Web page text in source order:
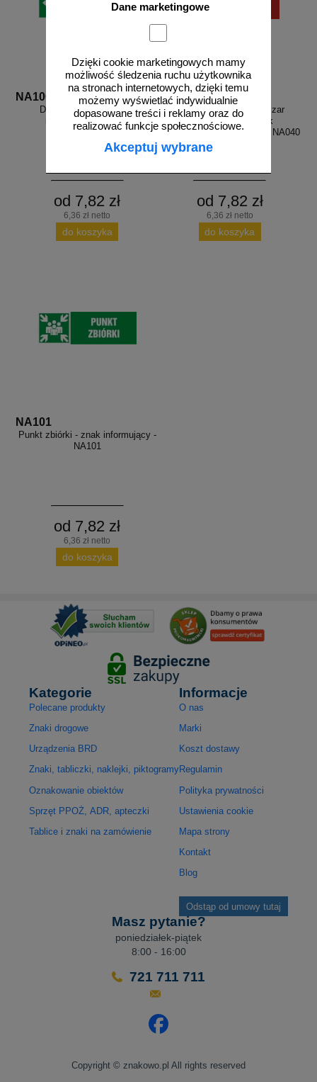
Dane marketingowe
Dzięki cookie marketingowych mamy
możliwość śledzenia ruchu użytkownika
na stronach internetowych, dzięki temu
możemy wyświetlać indywidualnie
dopasowane treści i reklamy oraz do
realizować funkcje społecznościowe.
Akceptuj wybrane
NA100
Droga ewakuacji - znak
informujący - NA100
od 7,82 zł
6,36 zł netto
do koszyka
NA040
Wstęp wzbroniony. Obszar
niebezpieczny - znak
ostrzegający, informujący - NA040
od 7,82 zł
6,36 zł netto
do koszyka
NA101
Punkt zbiórki - znak informujący -
NA101
od 7,82 zł
6,36 zł netto
do koszyka
Kategorie
Polecane produkty
Znaki drogowe
Urządzenia BRD
Znaki, tabliczki, naklejki, piktogramy
Oznakowanie obiektów
Sprzęt PPOŻ, ADR, apteczki
Tablice i znaki na zamówienie
Informacje
O nas
Marki
Koszt dostawy
Regulamin
Polityka prywatności
Ustawienia cookie
Mapa strony
Kontakt
Blog
Odstąp od umowy tutaj
Masz pytanie?
poniedziałek-piątek
8:00 - 16:00
721 711 711
Odwiedź nasz profil na
Copyright © znakowo.pl All rights reserved